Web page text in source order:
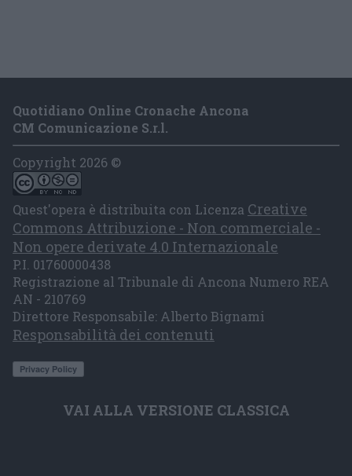
Quotidiano Online Cronache Ancona
CM Comunicazione S.r.l.
Copyright 2026 ©
Quest'opera è distribuita con Licenza Creative
Commons Attribuzione - Non commerciale -
Non opere derivate 4.0 Internazionale
P.I. 01760000438
Registrazione al Tribunale di Ancona Numero REA
AN - 210769
Direttore Responsabile: Alberto Bignami
Responsabilità dei contenuti
VAI ALLA VERSIONE CLASSICA